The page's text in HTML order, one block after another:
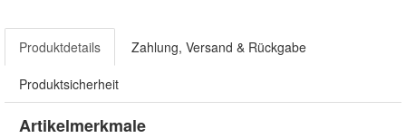
Produktdetails Zahlung, Versand & Rückgabe
Produktsicherheit
Artikelmerkmale